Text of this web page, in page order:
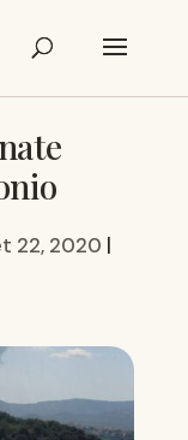
22, 2020 |